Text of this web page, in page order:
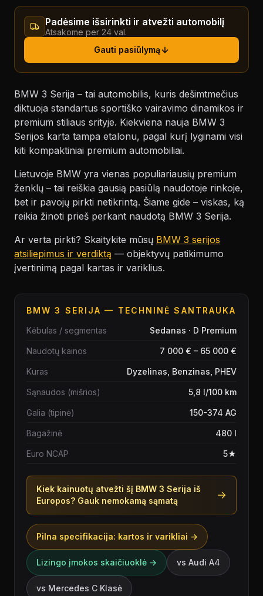
Padėsime išsirinkti ir atvežti automobilį
Atsakome per 24 val.
Gauti pasiūlymą
BMW 3 Serija – tai automobilis, kuris dešimtmečius
diktuoja standartus sportiško vairavimo dinamikos ir
premium stiliaus srityje. Kiekviena nauja BMW 3
Serijos karta tampa etalonu, pagal kurį lyginami visi
kiti kompaktiniai premium automobiliai.
Lietuvoje BMW yra vienas populiariausių premium
ženklų – tai reiškia gausią pasiūlą naudotoje rinkoje,
bet ir pavojų pirkti netikrintą. Šiame gide – viskas, ką
reikia žinoti prieš perkant naudotą BMW 3 Serija.
Ar verta pirkti? Skaitykite mūsų BMW 3 serijos
atsiliepimus ir verdiktą — objektyvų patikimumo
įvertinimą pagal kartas ir variklius.
BMW 3 SERIJA — TECHNINĖ SANTRAUKA
Kėbulas / segmentas
Sedanas · D Premium
Naudotų kainos 7 000 € – 65 000 €
Kuras Dyzelinas, Benzinas, PHEV
Sąnaudos (mišrios) 5,8 l/100 km
Galia (tipinė) 150-374 AG
Bagažinė 480 l
Euro NCAP 5★
Kiek kainuotų atvežti šį BMW 3 Serija iš
Europos? Gauk nemokamą sąmatą
→
Pilna specifikacija: kartos ir varikliai →
Lizingo įmokos skaičiuoklė → vs Audi A4
vs Mercedes C Klasė